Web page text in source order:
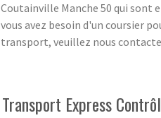
Coutainville Manche 50 qui sont
vous avez besoin d'un coursier
transport, veuillez nous
Transport Express